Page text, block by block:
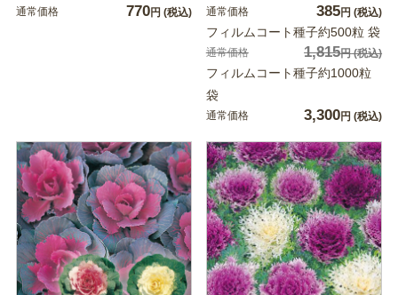
通常価格 770円 (税込) 通常価格 385円 (税込)
フィルムコート種子約500粒 袋
通常価格 1,815円(税込)
フィルムコート種子約1000粒
袋
通常価格 3,300円 (税込)